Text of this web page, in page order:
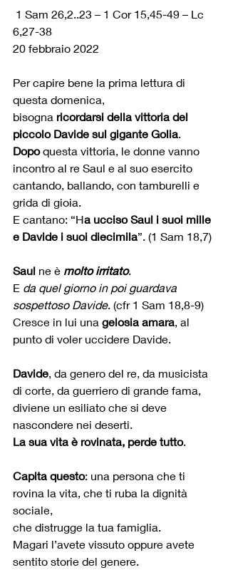
6,27-38
20 febbraio 2022
Per capire bene la prima lettura di
questa domenica,
bisogna ricordarsi della vittoria del
piccolo Davide sul gigante Golia.
Dopo questa vittoria, le donne vanno
incontro al re Saul e al suo esercito
cantando, ballando, con tamburelli e
grida di gioia.
E cantano: “Ha ucciso Saul i suoi mille
e Davide i suoi diecimila”. (1 Sam 18,7)
Saul ne è molto irritato.
E da quel giorno in poi guardava
sospettoso Davide. (cfr 1 Sam 18,8-9)
Cresce in lui una gelosia amara, al
punto di voler uccidere Davide.
Davide, da genero del re, da musicista
di corte, da guerriero di grande fama,
diviene un esiliato che si deve
nascondere nei deserti.
La sua vita è rovinata, perde tutto.
Capita questo: una persona che ti
rovina la vita, che ti ruba la dignità
sociale,
che distrugge la tua famiglia.
Magari l’avete vissuto oppure avete
sentito storie del genere.